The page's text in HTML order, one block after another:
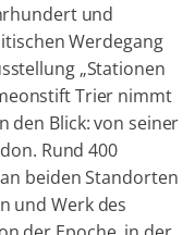
und
Werdegang
„Stationen
Trier nimmt
den Blick: von seiner
Rund 400
beiden Standorten
und Werk des